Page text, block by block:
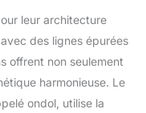
leur architecture
des lignes épurées
offrent non seulement
harmonieuse. Le
ondol, utilise la